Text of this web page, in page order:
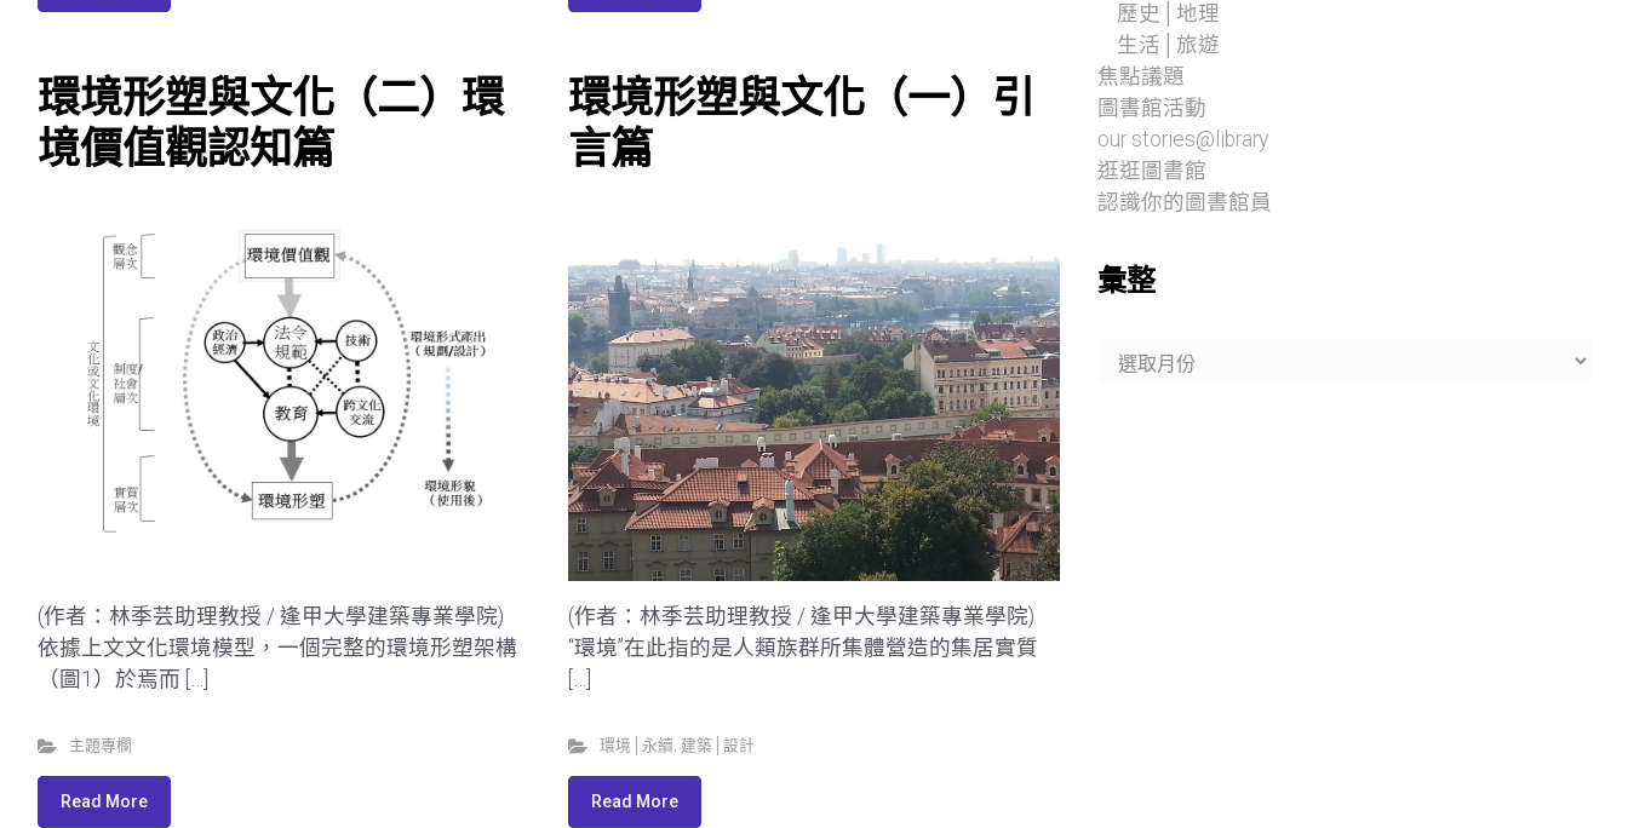
環境形塑與文化（二）環
境價值觀認知篇
(作者：林季芸助理教授 / 逢甲大學建築專業學院)
依據上文文化環境模型，一個完整的環境形塑架構
（圖1）於焉而 […]
主題專欄
Read More
環境形塑與文化（一）引
言篇
(作者：林季芸助理教授 / 逢甲大學建築專業學院)
“環境”在此指的是人類族群所集體營造的集居實質
[…]
環境│永續, 建築│設計
Read More
歷史│地理
生活│旅遊
焦點議題
圖書館活動
our stories@library
逛逛圖書館
認識你的圖書館員
彙整